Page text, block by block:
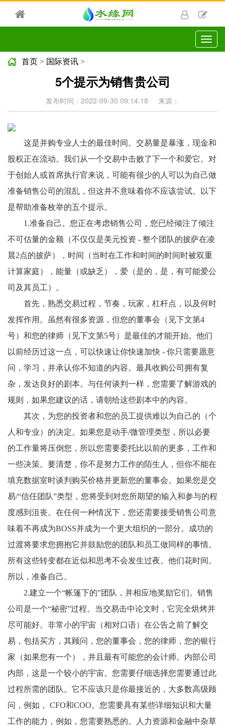
切
换
首页 > 国际资讯 >
5个提示为销售贵公司
发布时间：2022-09-30 09:14:18 来源：
这是并购专业人士的最佳时间。交易量是暴涨，现金和
股权正在流动。我们从一个交易中击败了下一个和爱它。对
于创始人或首席执行官来说，可能有很少的人可以为自己做
准备销售公司的混乱，但这并不意味着你不应该尝试。以下
是帮助准备枚举的五个提示。
1.准备自己。您正在考虑销售公司，您已经倾注了倾注
不可估量的金额（不仅仅是美元投资 - 整个团队的披萨在凌
晨2点的披萨），时间（当时在工作和时间的时间时被双重
计算家庭），能量（或缺乏），爱（是的，是，有可能爱公
司及其员工）。
首先，熟悉交易过程，节奏，玩家，杠杆点，以及何时
发挥作用。虽然有很多资源，但您的董事会（见下文第4
号）和您的律师（见下文第5号）是最佳的才能开始。他们
以前经历过这一点，可以快速让你快速加快 - 你只需要愿意
问，学习，并承认你不知道的内容。最具收购公司拥有复
杂，发达良好的剧本。与任何谈判一样，您需要了解游戏的
规则，如果您建议的话，请朝给这些剧本中的内容。
其次，为您的投资者和您的员工提供难以为自己的（个
人和专业）的决定。如果您是动手/微管理类型，所以必要
的工作量将压倒您，所以您需要委托比以前的更多，工作和
一些决策。要清楚，你不是努力工作的陌生人，但你不能在
填充数据室时谈判购买价格并更新您的董事会。如果您是交
易/“信任团队”类型，您将受到对您所期望的输入和参与的程
度感到沮丧。在任何一种情况下，您还需要接受销售公司意
味着不再成为BOSS并成为一个更大组织的一部分。成功的
过渡将要求您拥抱它并鼓励您的团队和员工做同样的事情。
所有这些转变都在近似和思考不会发生过夜。他们花时间。
所以，准备自己。
2.建立一个“帐篷下的”团队，并相应地奖励它们。销售
公司是一个“秘密”过程。当交易击中论文时，它完全烘烤并
尽可能好。非常小的宇宙（相对口语）在公告之前了解交
易，包括买方，其顾问，您的董事会，您的律师，您的银行
家（如果您有一个），并且最有可能您的会计师。内部公司
内部，这是一个较小的宇宙。您需要仔细选择您需要通过此
过程所需的团队。它不应该只是你最接近的，大多数高级顾
问，例如， CFO和COO。您需要具有某些详细知识和大量
工作的能力，例如，您需要熟悉的。人力资源和金融中杂草